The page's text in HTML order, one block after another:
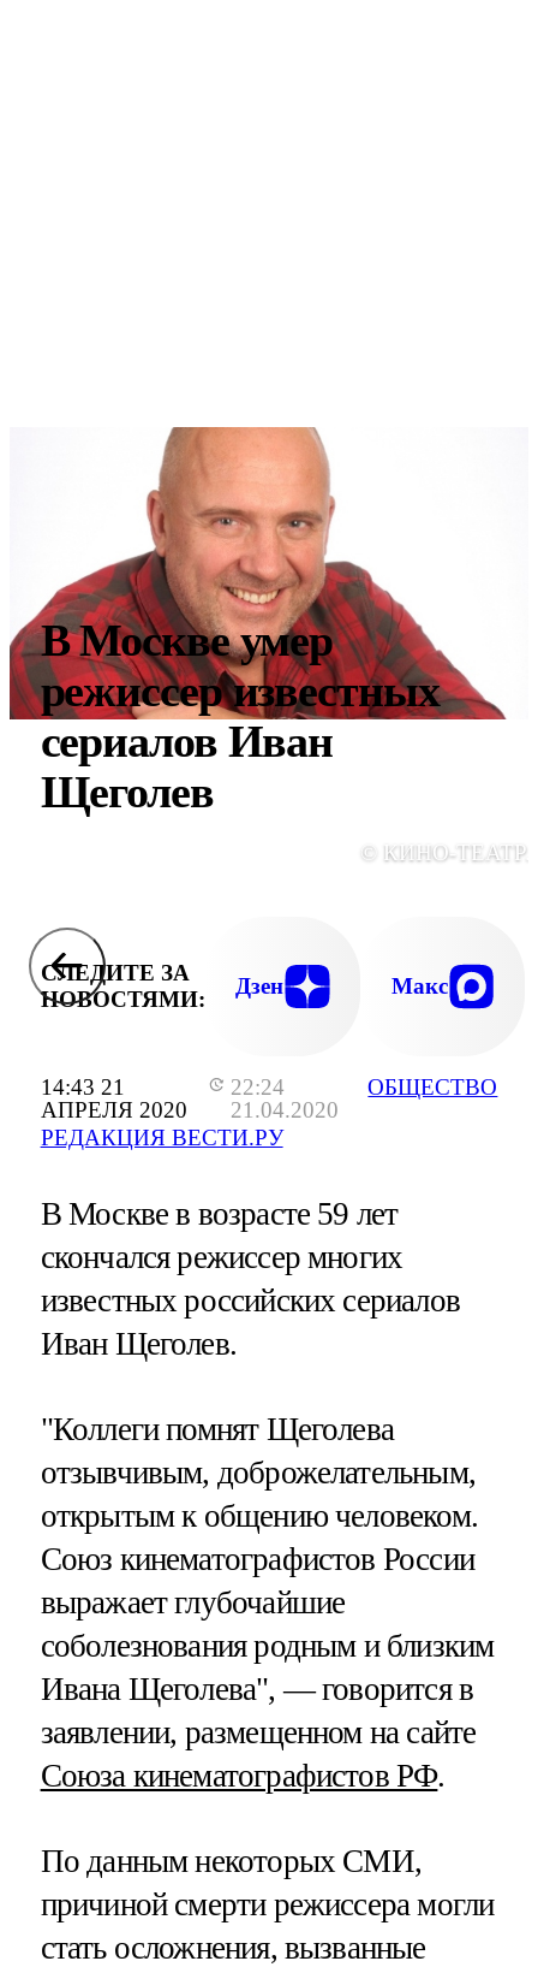
14:43 21
АПРЕЛЯ 2020
22:24
21.04.2020
РЕДАКЦИЯ ВЕСТИ.РУ
ОБЩЕСТВО
В Москве умер
режиссер известных
сериалов Иван
Щеголев
© КИНО-
СЛЕДИТЕ ЗА
НОВОСТЯМИ:
Дзен Макс
В Москве в возрасте 59 лет
скончался режиссер многих
известных российских сериалов
Иван Щеголев.
"Коллеги помнят Щеголева
отзывчивым, доброжелательным,
открытым к общению человеком.
Союз кинематографистов России
выражает глубочайшие
соболезнования родным и близким
Ивана Щеголева", — говорится в
заявлении, размещенном на сайте
Союза кинематографистов РФ.
По данным некоторых СМИ,
причиной смерти режиссера могли
стать осложнения, вызванные